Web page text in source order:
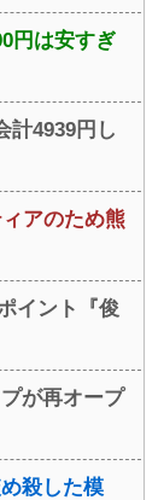
円は安すぎ
計4939円し
アのため熊
イント『俊
が再オープ
殺した模